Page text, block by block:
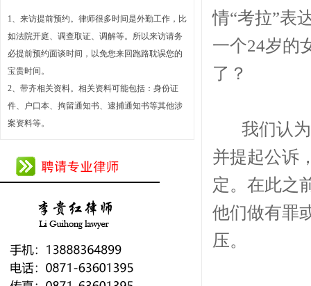
1、来访提前预约。律师很多时间是外勤工作，比
如法院开庭、调查取证、调解等。所以来访请务
必提前预约面谈时间，以免您来回跑路耽误您的
宝贵时间。
2、带齐相关资料。相关资料可能包括：身份证
件、户口本、拘留通知书、逮捕通知书等其他涉
案资料等。
情“考拉”表
一个24岁的
了？
我们认为
并提起公诉
定。在此之
他们做有罪
压。